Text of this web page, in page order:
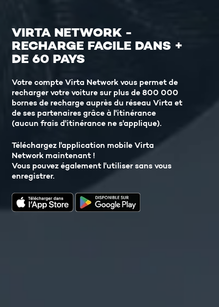
VIRTA NETWORK -
RECHARGE FACILE DANS +
DE 60 PAYS
Votre compte Virta Network vous permet de
recharger votre voiture sur plus de 800 000
bornes de recharge auprès du réseau Virta et
de ses partenaires grâce à l'itinérance
(aucun frais d'itinérance ne s'applique).
Téléchargez l'application mobile Virta
Network maintenant !
Vous pouvez également l'utiliser sans vous
enregistrer.